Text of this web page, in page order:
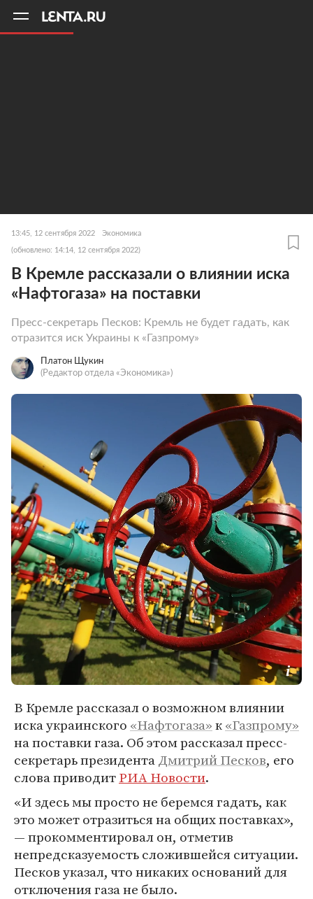
13:45, 12 сентября 2022 Экономика
(обновлено: 14:14, 12 сентября 2022)
В Кремле рассказали о влиянии иска
«Нафтогаза» на поставки
Пресс-секретарь Песков: Кремль не будет гадать, как
отразится иск Украины к «Газпрому»
Платон Щукин
(Редактор отдела «Экономика»)
В Кремле рассказал о возможном влиянии
иска украинского «Нафтогаза»к«Газпрому»
на поставки газа. Об этом рассказал пресс-
секретарь президентаДмитрий Песков, его
слова приводитРИА Новости.
«И здесь мы просто не беремся гадать, как
это может отразиться на общих поставках»,
— прокомментировал он, отметив
непредсказуемость сложившейся ситуации.
Песков указал, что никаких оснований для
отключения газа не было.